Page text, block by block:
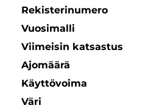
Rekisterinumero
Vuosimalli
Viimeisin katsastus
Ajomäärä
Käyttövoima
Väri